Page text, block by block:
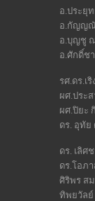
อ.ประยุ
อ.กัญญณั
อ.บุญชู
อ.ศักดิ์ช
รศ.ดร.เ
ผศ.ประ
ผศ.ปิยะ
ดร. อุทั
ดร. เลิศ
ดร.โอภ
ศิริพร ส
ทิพยวัล